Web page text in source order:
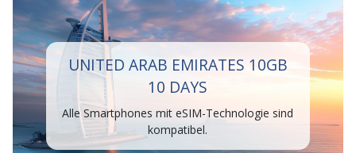
UNITED ARAB EMIRATES 10GB
10 DAYS
Alle Smartphones mit eSIM-Technologie sind
kompatibel.